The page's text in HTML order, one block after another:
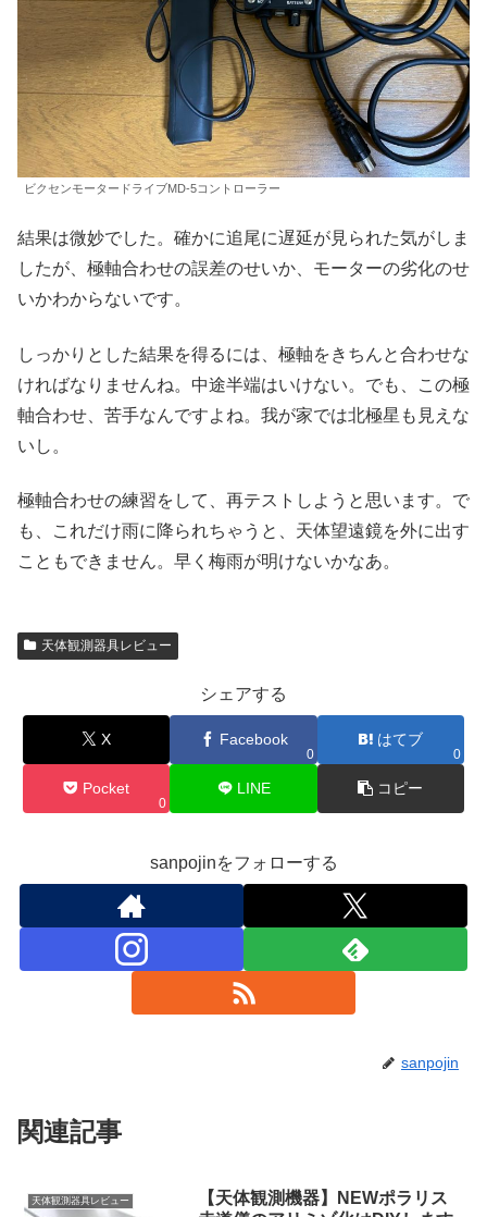
ビクセンモータードライブMD-5コントローラー
結果は微妙でした。確かに追尾に遅延が見られた気がしま
したが、極軸合わせの誤差のせいか、モーターの劣化のせ
いかわからないです。
しっかりとした結果を得るには、極軸をきちんと合わせな
ければなりませんね。中途半端はいけない。でも、この極
軸合わせ、苦手なんですよね。我が家では北極星も見えな
いし。
極軸合わせの練習をして、再テストしようと思います。で
も、これだけ雨に降られちゃうと、天体望遠鏡を外に出す
こともできません。早く梅雨が明けないかなあ。
天体観測器具レビュー
シェアする
X Facebook
0
はてブ
0
Pocket
0
LINE コピー
sanpojinをフォローする
sanpojin
関連記事
天体観測器具レビュー
【天体観測機器】NEWポラリス